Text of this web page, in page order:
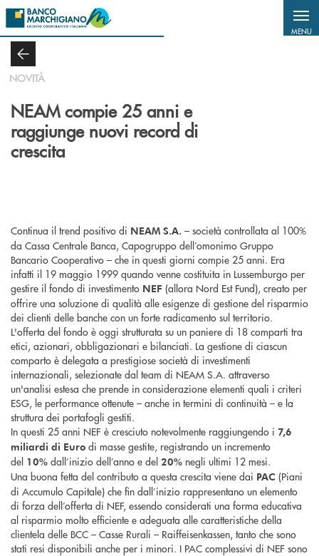
Salta al contenuto principale
MENU
NOVITÀ
NEAM compie 25 anni e
raggiunge nuovi record di
crescita
Continua il trend positivo di NEAM S.A. – società controllata al 100%
da Cassa Centrale Banca, Capogruppo dell’omonimo Gruppo
Bancario Cooperativo – che in questi giorni compie 25 anni. Era
infatti il 19 maggio 1999 quando venne costituita in Lussemburgo per
gestire il fondo di investimento NEF (allora Nord Est Fund), creato per
offrire una soluzione di qualità alle esigenze di gestione del risparmio
dei clienti delle banche con un forte radicamento sul territorio.
L'offerta del fondo è oggi strutturata su un paniere di 18 comparti tra
etici, azionari, obbligazionari e bilanciati. La gestione di ciascun
comparto è delegata a prestigiose società di investimenti
internazionali, selezionate dal team di NEAM S.A. attraverso
un'analisi estesa che prende in considerazione elementi quali i criteri
ESG, le performance ottenute – anche in termini di continuità – e la
struttura dei portafogli gestiti.
In questi 25 anni NEF è cresciuto notevolmente raggiungendo i 7,6
miliardi di Euro di masse gestite, registrando un incremento
del 10% dall’inizio dell’anno e del 20% negli ultimi 12 mesi.
Una buona fetta del contributo a questa crescita viene dai PAC (Piani
di Accumulo Capitale) che fin dall’inizio rappresentano un elemento
di forza dell’offerta di NEF, essendo considerati una forma educativa
al risparmio molto efficiente e adeguata alle caratteristiche della
clientela delle BCC – Casse Rurali – Raiffeisenkassen, tanto che sono
stati resi disponibili anche per i minori. I PAC complessivi di NEF sono